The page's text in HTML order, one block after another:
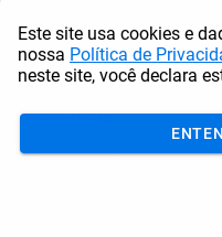
2.332 pontos + R$
Frete e Prazo
Este site usa cookies e
nossa Política de
neste site, você declara